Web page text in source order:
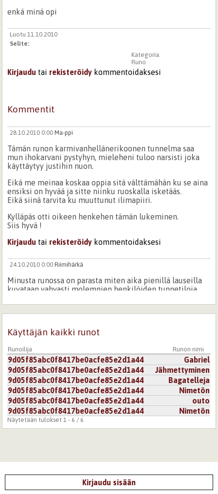
enkä minä opi
Luotu 11.10.2010
Selite:
Kategoria:
Runo
Kirjaudu tai rekisteröidy kommentoidaksesi
Kommentit
28.10.2010 0:00 Ma-ppi
Tämän runon karmivanhellänerikoonen tunnelma saa
mun ihokarvani pystyhyn, mieleheni tuloo narsisti joka
käyttäytyy justihin nuon.
Eikä me meinaa koskaa oppia sitä välttämähän ku se aina
ensiksi on hyvää ja sitte niinku ruoskalla isketääs.
Eikä siinä tarvita ku muuttunut ilimapiiri.
Kylläpäs otti oikeen henkehen tämän lukeminen.
Siis hyvä !
Kirjaudu tai rekisteröidy kommentoidaksesi
24.10.2010 0:00 Riimihärkä
Minusta runossa on parasta miten aika pienillä lauseilla
kuvataan vahvasti molempien henkilöiden tunnetiloja.
mieleen vanhoja klassikkoromaaneja linnoineen ja
arvoasetelmineen. Kipeä tarina, vahva runo.
Kirjaudutai rekisteröidykommentoidaksesi
14.10.2010 0:00kyynikko
Mitä tähän voisi sanoa. Miksi lempeys muuttuu vihaksi.
Koskettava, järkyttäväkin on runosi.
Kirjaudutairekisteröidykommentoidaksesi
14.10.2010 0:00Tupasvilla
14.10.2010 0:00pienimetsäkauris
Pysäyttävä runo.
Käyttäjän kaikki runot
Runoilija Runon nimi
9d05f85abc0f8417be0acfe85e2d1a44
Gabriel
9d05f85abc0f8417be0acfe85e2d1a44
Jähmettyminen
9d05f85abc0f8417be0acfe85e2d1a44
Bagatelleja
9d05f85abc0f8417be0acfe85e2d1a44
Nimetön
9d05f85abc0f8417be0acfe85e2d1a44
outo
9d05f85abc0f8417be0acfe85e2d1a44
Nimetön
Näytetään tulokset 1 - 6 / 6
Kirjaudu sisään